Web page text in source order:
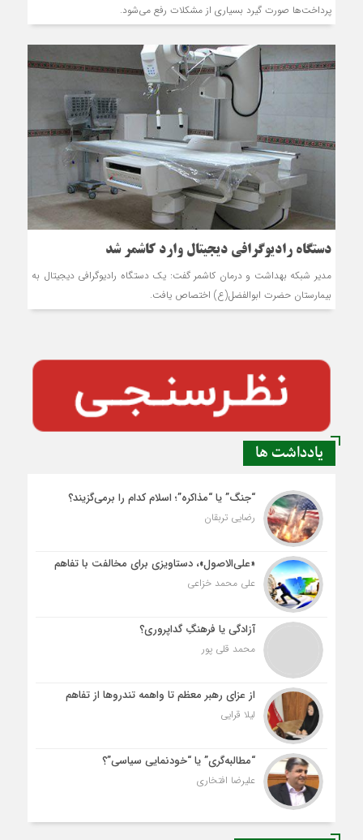
پرداخت‌ها صورت گیرد بسیاری از مشکلات رفع می‌شود.
دستگاه رادیوگرافی دیجیتال وارد کاشمر شد
مدیر شبکه بهداشت و درمان کاشمر گفت: یک دستگاه رادیوگرافی دیجیتال به
بیمارستان حضرت ابوالفضل(ع) اختصاص یافت.
یادداشت ها
“جنگ” یا “مذاکره”؛ اسلام کدام را برمی‌گزیند؟
رضایی تربقان
«علی‌الاصول»، دستاویزی برای مخالفت با تفاهم
علی محمد خزاعی
آزادگی یا فرهنگِ گداپروری؟
محمد قلی پور
از عزای رهبر معظم تا واهمه تندروها از تفاهم
لیلا قرایی
“مطالبه‌گری” یا “خودنمایی سیاسی”؟
علیرضا افتخاری